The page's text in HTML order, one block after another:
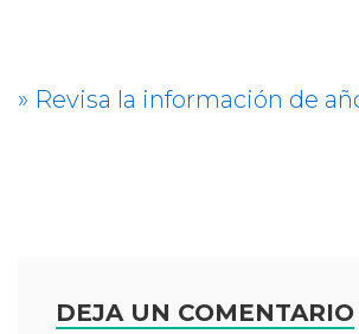
» Revisa la información de
DEJA UN COMENTARIO